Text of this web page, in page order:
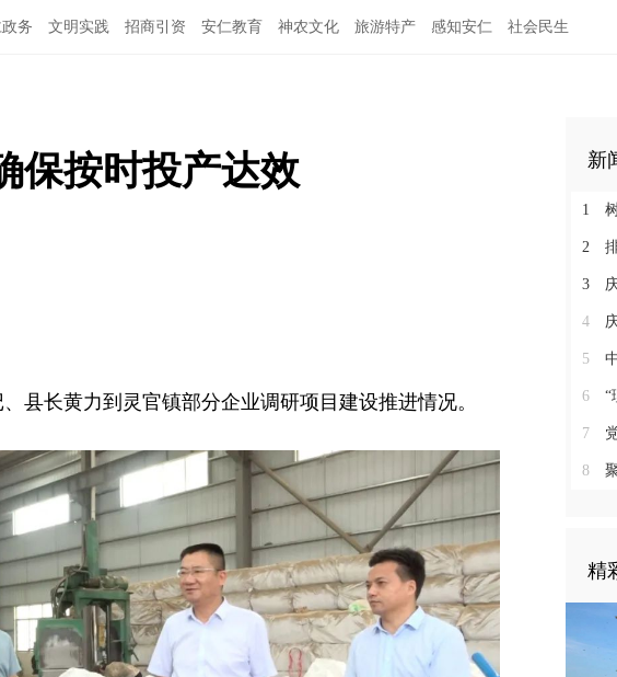
务 文明实践 招商引资 安仁教育 神农文化 旅游特产 感知安仁 社会民生
保按时投产达效
县长黄力到灵官镇部分企业调研项目建设推进情况。
新
1 树
2
3
4
5 中
6 “
7
8 聚
精